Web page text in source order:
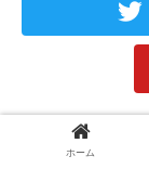
ホームホーム